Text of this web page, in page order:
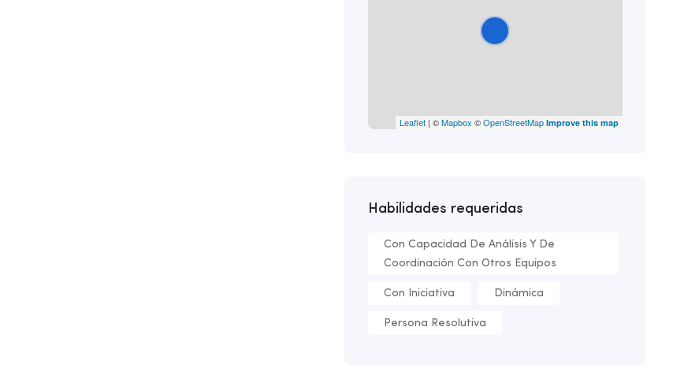
Leaflet| ©Mapbox ©OpenStreetMap Improve this map
Habilidades requeridas
Con Capacidad De Análisis Y De
Coordinación Con Otros Equipos
Con Iniciativa Dinámica
Persona Resolutiva